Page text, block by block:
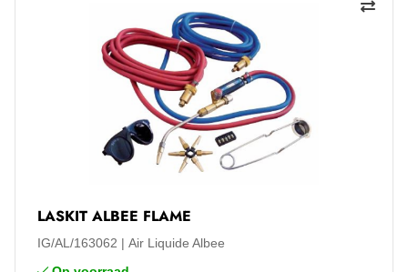
LASKIT ALBEE FLAME
IG/AL/163062
Air Liquide Albee